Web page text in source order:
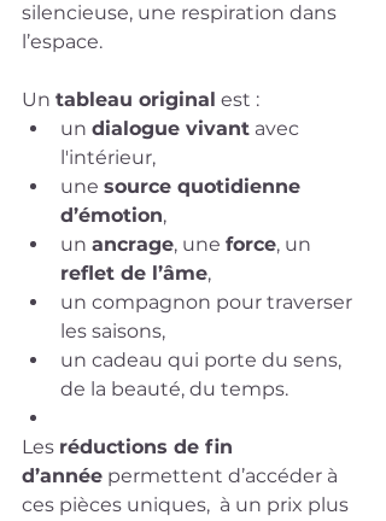
silencieuse, une respiration dans
l’espace.
Un tableau original est :
un dialogue vivant avec
l'intérieur,
une source quotidienne
d’émotion,
un ancrage, une force, un
reflet de l’âme,
un compagnon pour traverser
les saisons,
un cadeau qui porte du sens,
de la beauté, du temps.
Les réductions de fin
d’année permettent d’accéder à
ces pièces uniques,  à un prix plus